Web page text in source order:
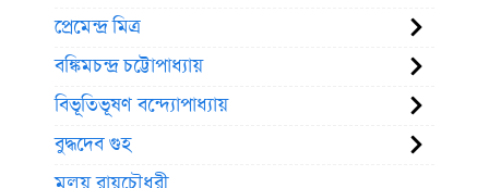
প্রেমেন্দ্র মিত্র
বঙ্কিমচন্দ্র চট্টোপাধ্যায়
বিভূতিভূষণ বন্দ্যোপাধ্যায়
বুদ্ধদেব গুহ